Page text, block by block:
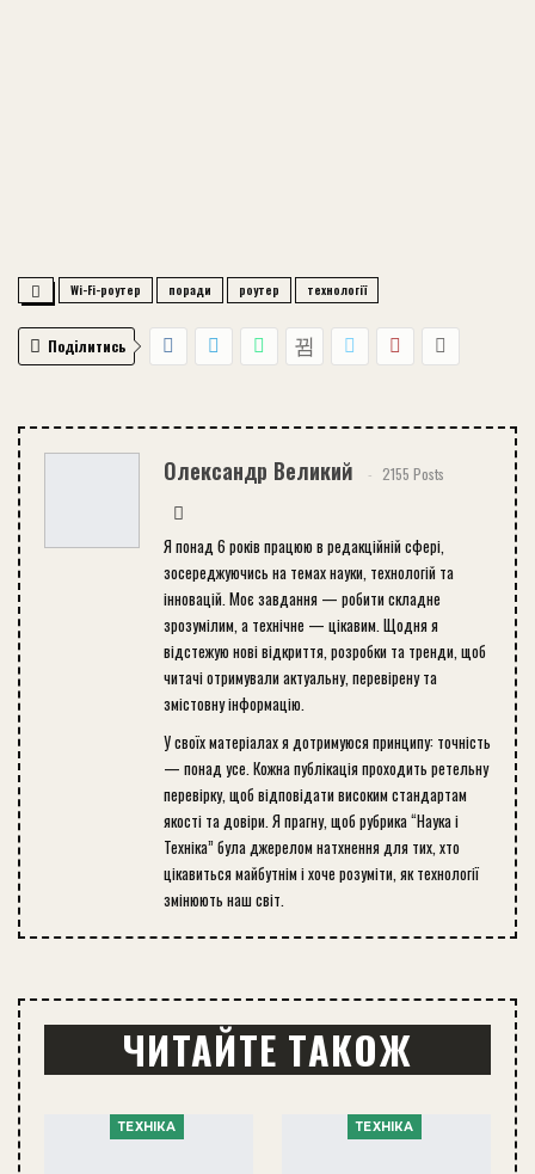
Wi-Fi-роутер поради роутер технології
Поділитись
Олександр Великий 2155 Posts
Я понад 6 років працюю в редакційній сфері,
зосереджуючись на темах науки, технологій та
інновацій. Моє завдання — робити складне
зрозумілим, а технічне — цікавим. Щодня я
відстежую нові відкриття, розробки та тренди, щоб
читачі отримували актуальну, перевірену та
змістовну інформацію.
У своїх матеріалах я дотримуюся принципу: точність
— понад усе. Кожна публікація проходить ретельну
перевірку, щоб відповідати високим стандартам
якості та довіри. Я прагну, щоб рубрика “Наука і
Техніка” була джерелом натхнення для тих, хто
цікавиться майбутнім і хоче розуміти, як технології
змінюють наш світ.
ЧИТАЙТЕ ТАКОЖ
ТЕХНІКА ТЕХНІКА